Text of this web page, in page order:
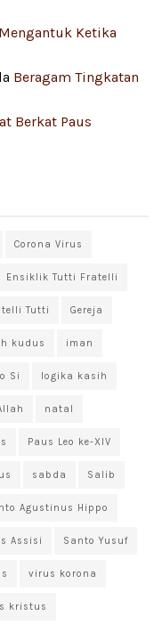
Ketika
Beragam Tingkatan
Berkat Paus
Corona Virus
Ensiklik Tutti Fratelli
Tutti Gereja
kudus iman
Si logika kasih
natal
Paus Leo ke-XIV
sabda Salib
Agustinus Hippo
Assisi Santo Yusuf
virus korona
kristus